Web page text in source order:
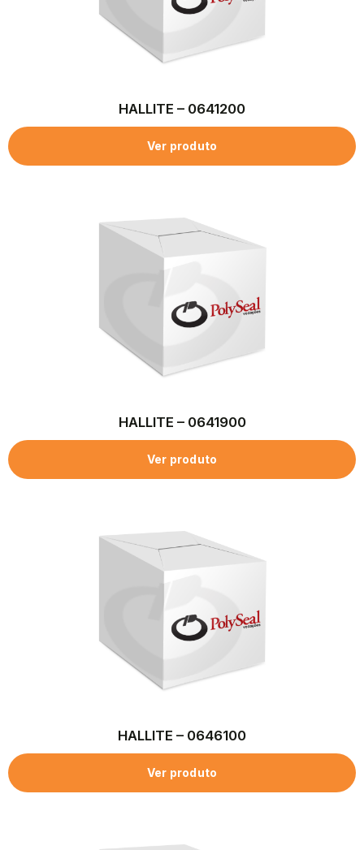
HALLITE – 0641200
Ver produto
HALLITE – 0641900
Ver produto
HALLITE – 0646100
Ver produto